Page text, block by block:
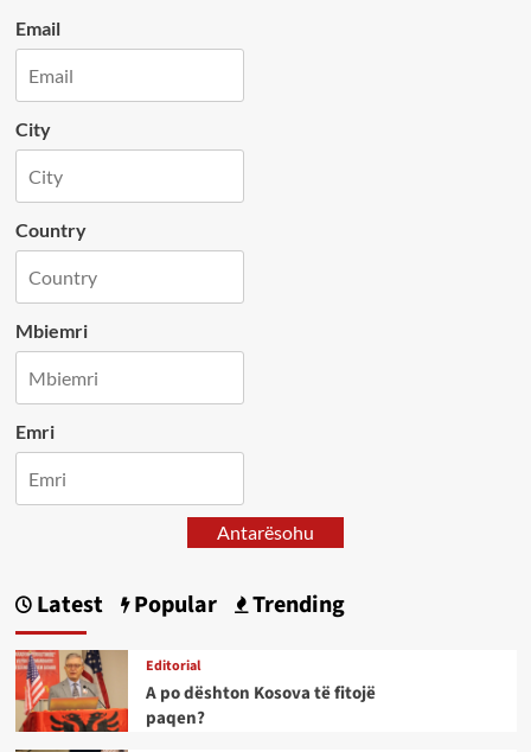
Email
City
Country
Mbiemri
Emri
Antarësohu
Latest Popular Trending
Editorial
A po dështon Kosova të fitojë
paqen?